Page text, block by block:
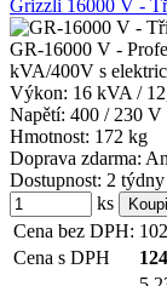
Grizzli 16000 V -
GR-16000 V -
kVA/400V s
Výkon: 16 kVA /
Napětí: 400 / 230 V
Hmotnost: 172 kg
Doprava zdarma:
Dostupnost: 2 týdny
ks
Cena bez DPH:
Cena s DPH